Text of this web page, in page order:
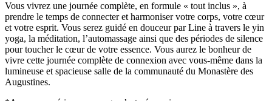
Vous vivrez une journée complète, en formule « tout inclus », à
prendre le temps de connecter et harmoniser votre corps, votre cœur
et votre esprit. Vous serez guidé en douceur par Line à travers le yin
yoga, la méditation, l’automassage ainsi que des périodes de silence
pour toucher le cœur de votre essence. Vous aurez le bonheur de
vivre cette journée complète de connexion avec vous-même dans la
lumineuse et spacieuse salle de la communauté du Monastère des
Augustines.